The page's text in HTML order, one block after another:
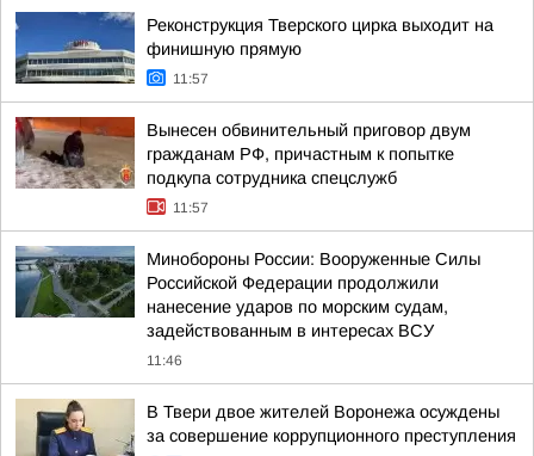
Реконструкция Тверского цирка выходит на
финишную прямую
11:57
Вынесен обвинительный приговор двум
гражданам РФ, причастным к попытке
подкупа сотрудника спецслужб
11:57
Минобороны России: Вооруженные Силы
Российской Федерации продолжили
нанесение ударов по морским судам,
задействованным в интересах ВСУ
11:46
В Твери двое жителей Воронежа осуждены
за совершение коррупционного преступления